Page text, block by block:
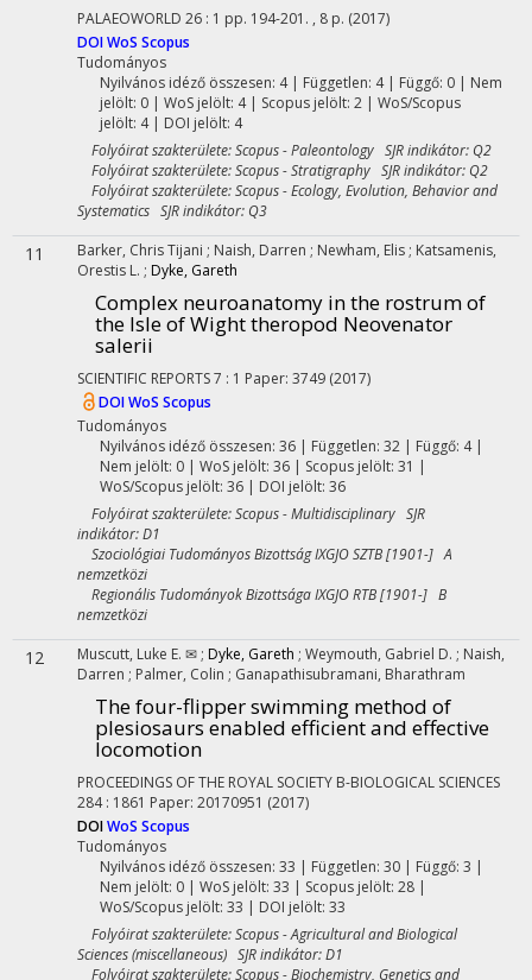
PALAEOWORLD 26 : 1 pp. 194-201. , 8 p. (2017)
DOIWoS Scopus
Tudományos
Nyilvános idéző összesen: 4| Független: 4 | Függő: 0 | Nem
jelölt: 0 | WoS jelölt: 4 | Scopus jelölt: 2 | WoS/Scopus
jelölt: 4 | DOI jelölt: 4
Folyóirat szakterülete: Scopus - Paleontology SJR indikátor: Q2
Folyóirat szakterülete: Scopus - Stratigraphy SJR indikátor: Q2
Folyóirat szakterülete: Scopus - Ecology, Evolution, Behavior and
Systematics SJR indikátor: Q3
11 Barker, Chris Tijani ; Naish, Darren ; Newham, Elis ; Katsamenis,
Orestis L. ; Dyke, Gareth
Complex neuroanatomy in the rostrum of
the Isle of Wight theropod Neovenator
salerii
SCIENTIFIC REPORTS7 : 1 Paper: 3749 (2017)
DOIWoS Scopus
Tudományos
Nyilvános idéző összesen: 36| Független: 32 | Függő: 4 |
Nem jelölt: 0 | WoS jelölt: 36 | Scopus jelölt: 31 |
WoS/Scopus jelölt: 36 | DOI jelölt: 36
Folyóirat szakterülete: Scopus - Multidisciplinary SJR
indikátor: D1
Szociológiai Tudományos Bizottság IXGJO SZTB [1901-] A
nemzetközi
Regionális Tudományok Bizottsága IXGJO RTB [1901-] B
nemzetközi
12 Muscutt, Luke E. ✉ ; Dyke, Gareth ; Weymouth, Gabriel D. ; Naish,
Darren ; Palmer, Colin ; Ganapathisubramani, Bharathram
The four-flipper swimming method of
plesiosaurs enabled efficient and effective
locomotion
PROCEEDINGS OF THE ROYAL SOCIETY B-BIOLOGICAL SCIENCES
284: 1861 Paper: 20170951 (2017)
DOIWoS Scopus
Tudományos
Nyilvános idéző összesen: 33 | Független: 30 | Függő: 3 |
Nem jelölt: 0 | WoS jelölt: 33 | Scopus jelölt: 28 |
WoS/Scopus jelölt: 33 | DOI jelölt: 33
Folyóirat szakterülete: Scopus - Agricultural and Biological
Sciences (miscellaneous) SJR indikátor: D1
Folyóirat szakterülete: Scopus - Biochemistry, Genetics and